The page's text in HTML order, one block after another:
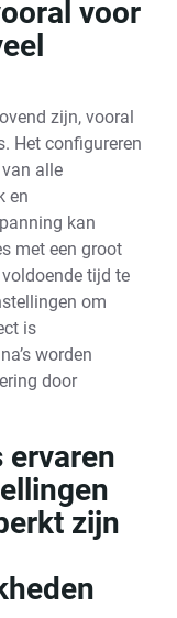
voor
zijn, vooral
Het configureren
alle
en
kan
met een groot
tijd te
om
is
worden
door
ervaren
zijn